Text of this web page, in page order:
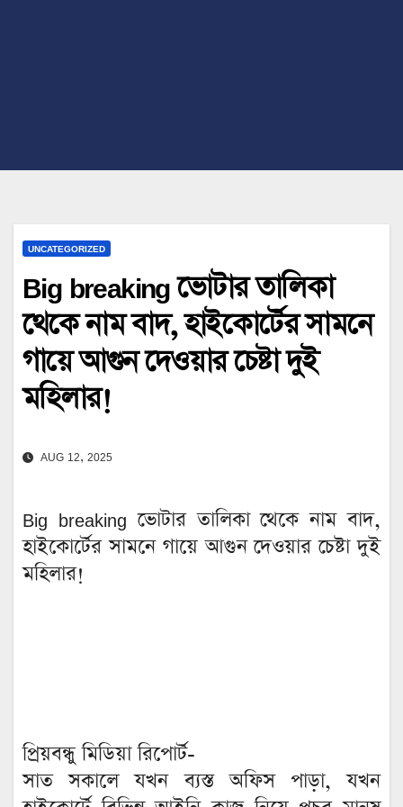
UNCATEGORIZED
Big breaking ভোটার তালিকা
থেকে নাম বাদ, হাইকোর্টের সামনে
গায়ে আগুন দেওয়ার চেষ্টা দুই
মহিলার!
AUG 12, 2025
Big breaking ভোটার তালিকা থেকে নাম বাদ,
হাইকোর্টের সামনে গায়ে আগুন দেওয়ার চেষ্টা দুই
মহিলার!
প্রিয়বন্ধু মিডিয়া রিপোর্ট-
সাত সকালে যখন ব্যস্ত অফিস পাড়া, যখন